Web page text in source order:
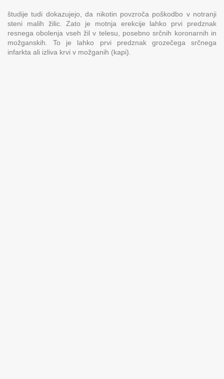
študije tudi dokazujejo, da nikotin povzroča poškodbo v notranji
steni malih žilic. Zato je motnja erekcije lahko prvi predznak
resnega obolenja vseh žil v telesu, posebno srčnih koronarnih in
možganskih. To je lahko prvi predznak grozečega srčnega
infarkta ali izliva krvi v možganih (kapi).